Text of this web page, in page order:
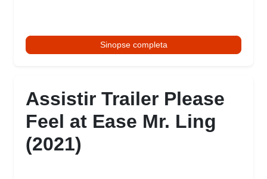
Sinopse completa
Assistir Trailer Please
Feel at Ease Mr. Ling
(2021)